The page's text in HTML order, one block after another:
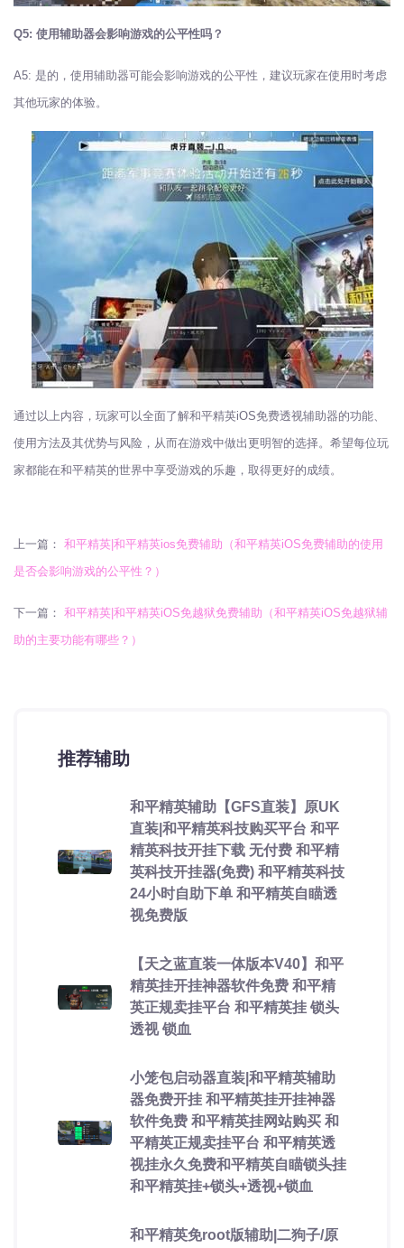
Q5: 使用辅助器会影响游戏的公平性吗？
A5: 是的，使用辅助器可能会影响游戏的公平性，建议玩家在使用时考虑
其他玩家的体验。
通过以上内容，玩家可以全面了解和平精英iOS免费透视辅助器的功能、
使用方法及其优势与风险，从而在游戏中做出更明智的选择。希望每位玩
家都能在和平精英的世界中享受游戏的乐趣，取得更好的成绩。
上一篇： 和平精英|和平精英ios免费辅助（和平精英iOS免费辅助的使用
是否会影响游戏的公平性？）
下一篇： 和平精英|和平精英iOS免越狱免费辅助（和平精英iOS免越狱辅
助的主要功能有哪些？）
推荐辅助
和平精英辅助【GFS直装】原UK
直装|和平精英科技购买平台 和平
精英科技开挂下载 无付费 和平精
英科技开挂器(免费) 和平精英科技
24小时自助下单 和平精英自瞄透
视免费版
【天之蓝直装一体版本V40】和平
精英挂开挂神器软件免费 和平精
英正规卖挂平台 和平精英挂 锁头
透视 锁血
小笼包启动器直装|和平精英辅助
器免费开挂 和平精英挂开挂神器
软件免费 和平精英挂网站购买 和
平精英正规卖挂平台 和平精英透
视挂永久免费和平精英自瞄锁头挂
和平精英挂+锁头+透视+锁血
和平精英免root版辅助|二狗子/原